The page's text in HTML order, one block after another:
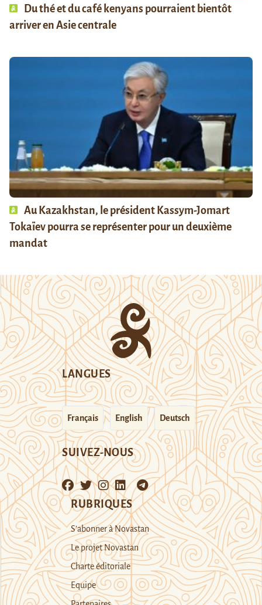
Du thé et du café kenyans pourraient bientôt
arriver en Asie centrale
Au Kazakhstan, le président Kassym-Jomart
Tokaïev pourra se représenter pour un deuxième
mandat
LANGUES
Français English Deutsch
SUIVEZ-NOUS
RUBRIQUES
S’abonner à Novastan
Le projet Novastan
Charte éditoriale
Equipe